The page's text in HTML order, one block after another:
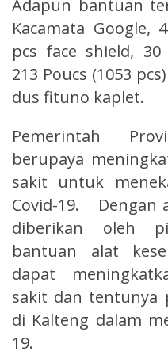
Adapun bantuan
Kacamata Google,
pcs face shield,
213 Poucs (1053
dus fituno kaplet.
Pemerintah
berupaya
sakit untuk
Covid-19. Dengan
diberikan oleh
bantuan alat
dapat
sakit dan tentunya
di Kalteng dalam
19.